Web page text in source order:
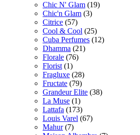
Chic N' Glam (19)
Chic'n Glam (3)
Citrice (57)
Cool & Cool (25)
Cuba Perfumes (12)
Dhamma (21)
Florale (76)
Florist (1)
Fragluxe (28)
Fructate (79)
Grandeur Elite (38)
La Muse (1)
Lattafa (173)
Louis Varel (67)
Mahur (7)